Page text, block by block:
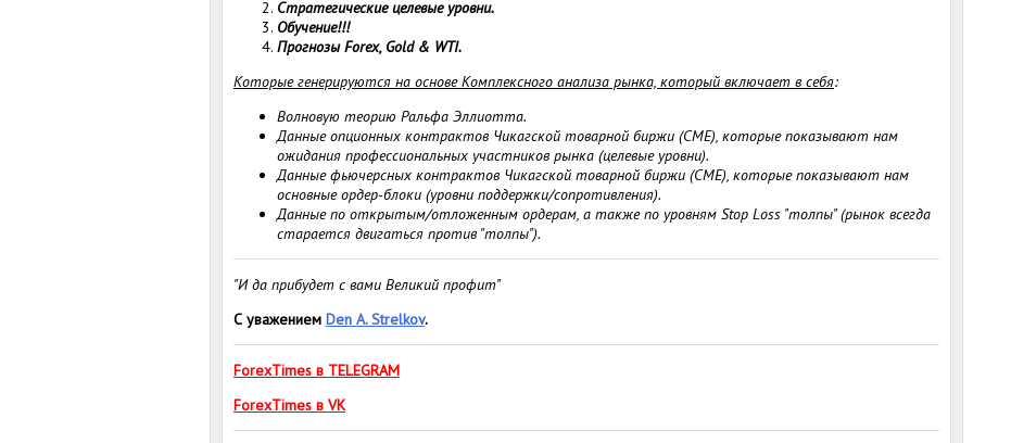
Стратегические целевые уровни.
Обучение!!!
Прогнозы Forex, Gold & WTI.
Которые генерируются на основе Комплексного анализа рынка, который включает в себя:
Волновую теорию Ральфа Эллиотта.
Данные опционных контрактов Чикагской товарной биржи (СМЕ), которые показывают нам
ожидания профессиональных участников рынка (целевые уровни).
Данные фьючерсных контрактов Чикагской товарной биржи (СМЕ), которые показывают нам
основные ордер-блоки (уровни поддержки/сопротивления).
Данные по открытым/отложенным ордерам, а также по уровням Stop Loss "толпы" (рынок всегда
старается двигаться против "толпы").
"И да прибудет с вами Великий профит"
С уважением Den A. Strelkov.
ForexTimes в TELEGRAM
ForexTimes в VK